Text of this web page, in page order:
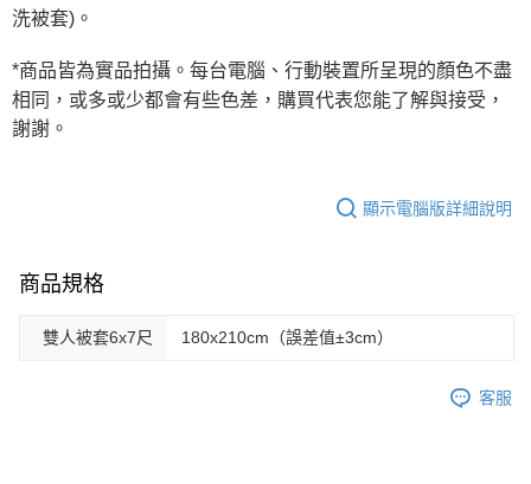
洗被套)。
*商品皆為實品拍攝。每台電腦、行動裝置所呈現的顏色不盡
相同，或多或少都會有些色差，購買代表您能了解與接受，
謝謝。
顯示電腦版詳細說明
商品規格
雙人被套6x7尺 180x210cm（誤差值±3cm）
客服